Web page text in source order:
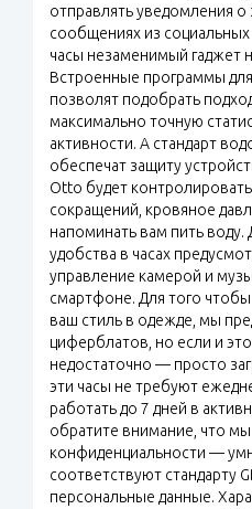
отправлять уведомления о
сообщениях из
часы незаменимый гаджет
Встроенные программы
позволят подобрать
максимально точную
активности. А стандарт
обеспечат защиту
Otto будет
сокращений, кровяное
напоминать вам пить воду.
удобства в часах
управление камерой и
смартфоне. Для того
ваш стиль в одежде, мы
циферблатов, но если и
недостаточно — просто
эти часы не требуют
работать до 7 дней в
обратите внимание, что
конфиденциальности —
соответствуют стандарту
персональные данные.